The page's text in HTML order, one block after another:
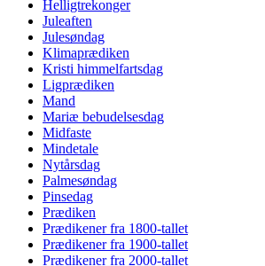
Helligtrekonger
Juleaften
Julesøndag
Klimaprædiken
Kristi himmelfartsdag
Ligprædiken
Mand
Mariæ bebudelsesdag
Midfaste
Mindetale
Nytårsdag
Palmesøndag
Pinsedag
Prædiken
Prædikener fra 1800-tallet
Prædikener fra 1900-tallet
Prædikener fra 2000-tallet